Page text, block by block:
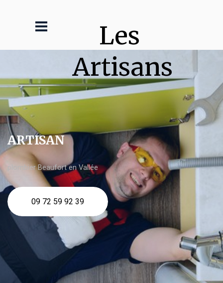
Les
Artisans
ARTISAN
plombier Beaufort en Vallée
09 72 59 92 39